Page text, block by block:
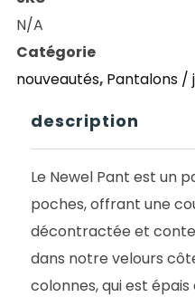
NEWEL
PANT
DARK
NAVY
RINSED
N/A
Catégorie
nouveautés, Pantalons /
description
Le Newel Pant est un
poches, offrant une
décontractée et
dans notre velours
colonnes, qui est